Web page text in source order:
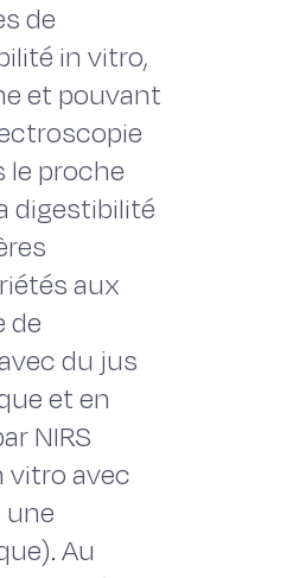
de
in vitro,
et pouvant
le proche
digestibilité
aux
de
du jus
et en
NIRS
vitro avec
Au